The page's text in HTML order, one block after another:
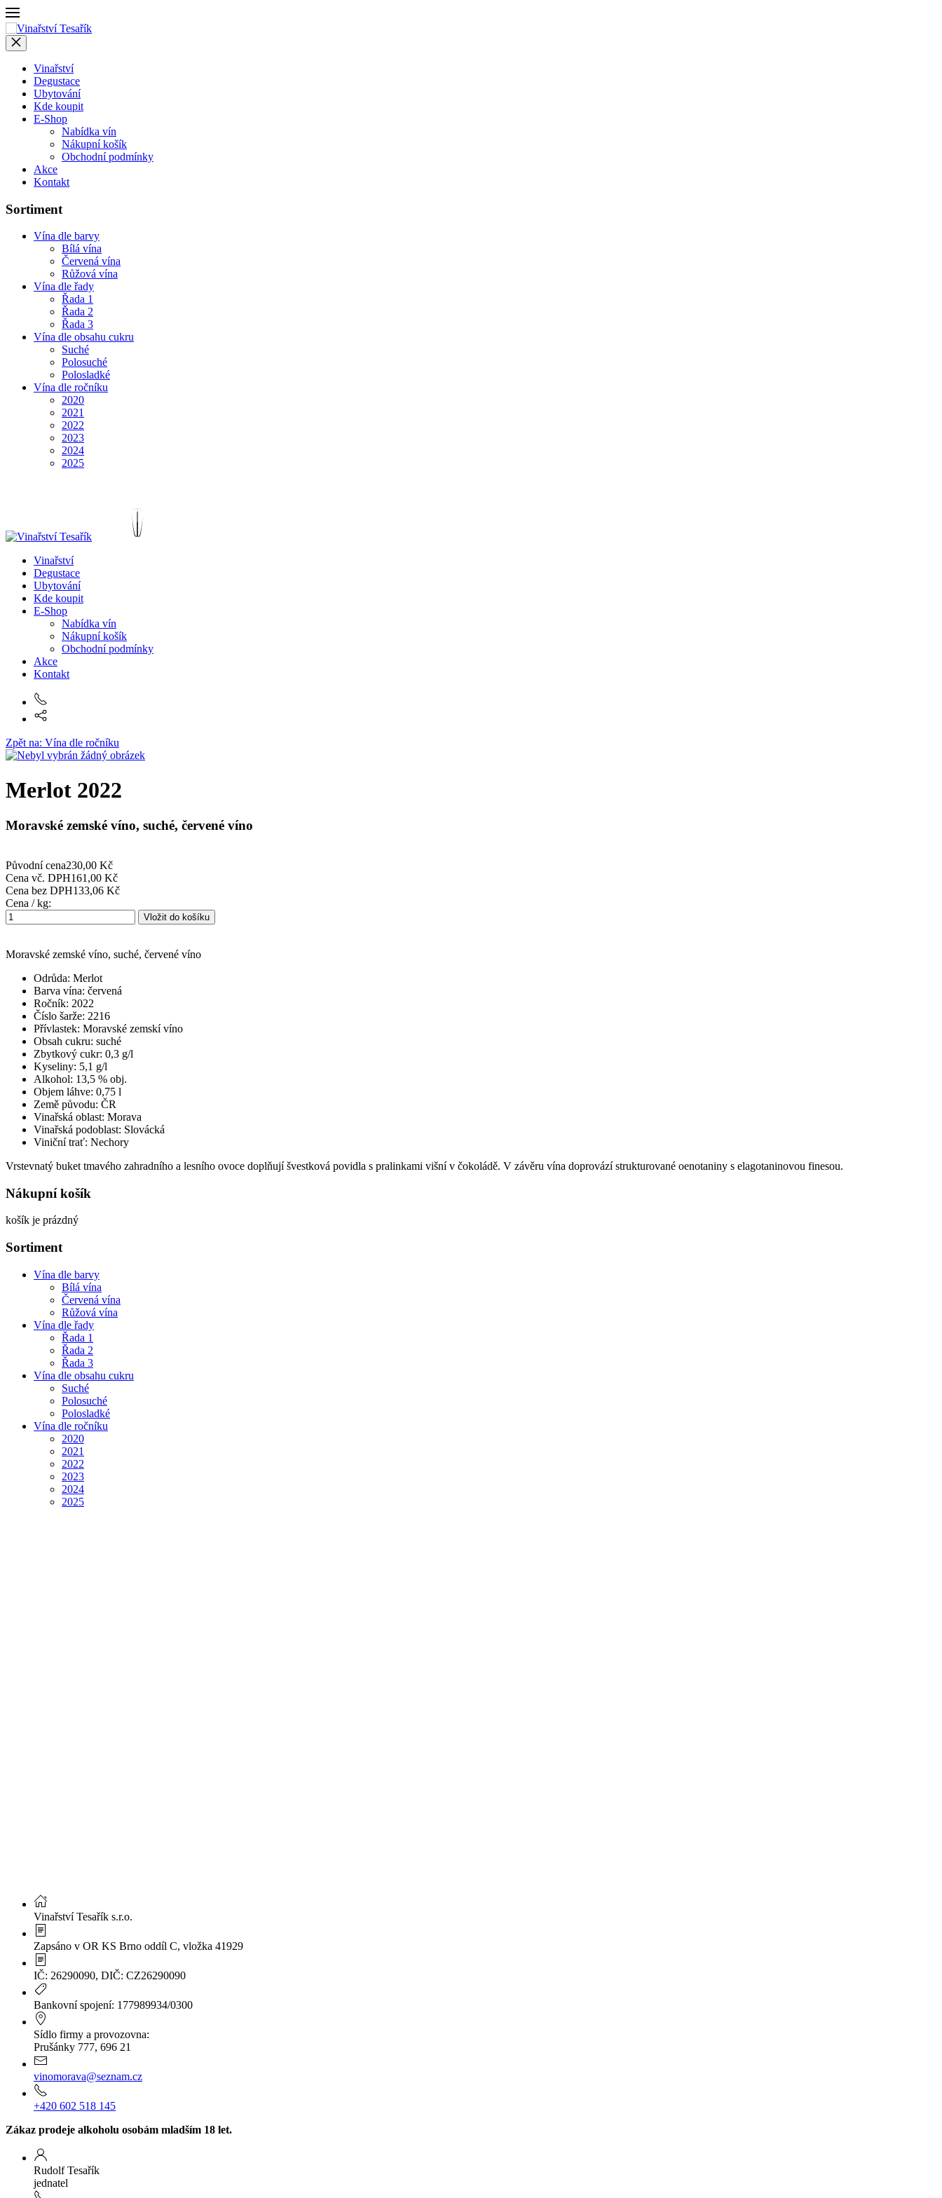
Vinařství
Degustace
Ubytování
Kde koupit
E-Shop
Nabídka vín
Nákupní košík
Obchodní podmínky
Akce
Kontakt
Sortiment
Vína dle barvy
Bílá vína
Červená vína
Růžová vína
Vína dle řady
Řada 1
Řada 2
Řada 3
Vína dle obsahu cukru
Suché
Polosuché
Polosladké
Vína dle ročníku
2020
2021
2022
2023
2024
2025
Vinařství
Degustace
Ubytování
Kde koupit
E-Shop
Nabídka vín
Nákupní košík
Obchodní podmínky
Akce
Kontakt
Zpět na: Vína dle ročníku
Merlot 2022
Moravské zemské víno, suché, červené víno
Původní cena230,00 Kč
Cena vč. DPH161,00 Kč
Cena bez DPH133,06 Kč
Cena / kg:
Moravské zemské víno, suché, červené víno
Odrůda: Merlot
Barva vína: červená
Ročník: 2022
Číslo šarže: 2216
Přívlastek: Moravské zemskí víno
Obsah cukru: suché
Zbytkový cukr: 0,3 g/l
Kyseliny: 5,1 g/l
Alkohol: 13,5 % obj.
Objem láhve: 0,75 l
Země původu: ČR
Vinařská oblast: Morava
Vinařská podoblast: Slovácká
Viniční trať: Nechory
Vrstevnatý buket tmavého zahradního a lesního ovoce doplňují švestková povidla s pralinkami višní v čokoládě. V závěru vína doprovází strukturované oenotaniny s elagotaninovou finesou.
Nákupní košík
košík je prázdný
Sortiment
Vína dle barvy
Bílá vína
Červená vína
Růžová vína
Vína dle řady
Řada 1
Řada 2
Řada 3
Vína dle obsahu cukru
Suché
Polosuché
Polosladké
Vína dle ročníku
2020
2021
2022
2023
2024
2025
Vinařství Tesařík s.r.o.
Zapsáno v OR KS Brno oddíl C, vložka 41929
IČ: 26290090, DIČ: CZ26290090
Bankovní spojení: 177989934/0300
Sídlo firmy a provozovna:
Prušánky 777, 696 21
vinomorava@seznam.cz
+420 602 518 145
Zákaz prodeje alkoholu osobám mladším 18 let.
Rudolf Tesařík
jednatel